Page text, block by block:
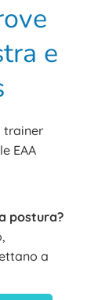
e
trainer
EAA
postura?
a